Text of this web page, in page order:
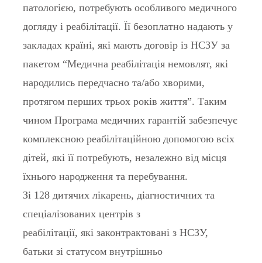
патологією, потребують особливого медичного
догляду і реабілітації. Її безоплатно надають у
закладах країні, які мають договір із НСЗУ за
пакетом “Медична реабілітація немовлят, які
народились передчасно та/або хворими,
протягом перших трьох років життя”. Таким
чином Програма медичних гарантій забезпечує
комплексною реабілітаційною допомогою всіх
дітей, які її потребують, незалежно від місця
їхнього народження та перебування.
Зі 128 дитячих лікарень, діагностичних та
спеціалізованих центрів з
реабілітації, які законтрактовані з НСЗУ,
батьки зі статусом внутрішньо